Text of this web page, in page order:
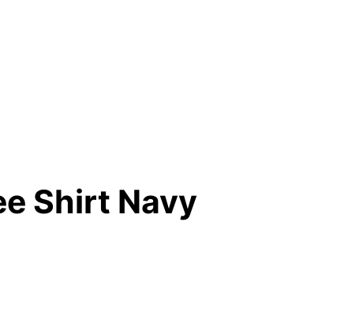
Shirt Navy